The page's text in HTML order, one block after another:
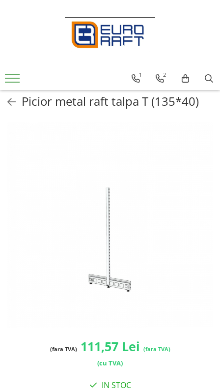
Refrigerare Comercială
1 2
Picior metal raft talpa T (135*40)
(fara TVA) 111,57 Lei (fara TVA)
(cu TVA)
IN STOC